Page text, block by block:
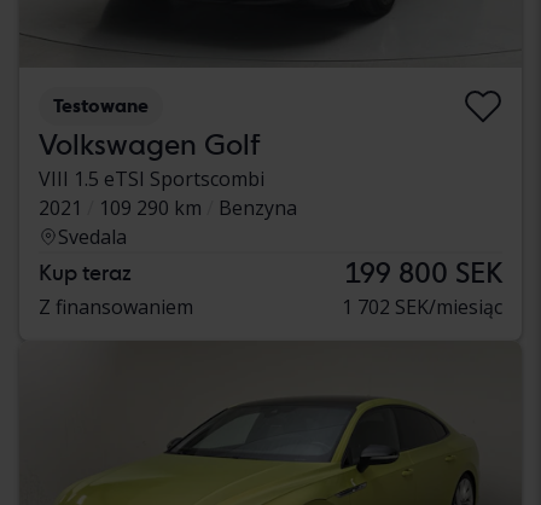
Testowane
Volkswagen Golf
VIII 1.5 eTSI Sportscombi
2021
109 290 km
Benzyna
Svedala
Kup teraz 199 800 SEK
Z finansowaniem 1 702 SEK/miesiąc